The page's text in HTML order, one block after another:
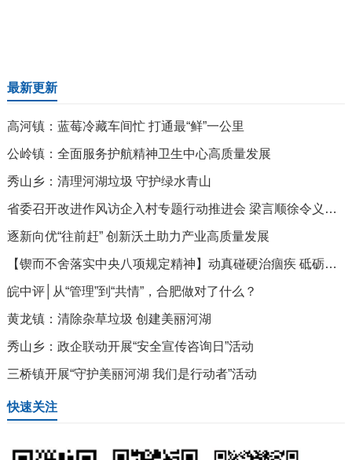
最新更新
高河镇：蓝莓冷藏车间忙 打通最“鲜”一公里
公岭镇：全面服务护航精神卫生中心高质量发展
秀山乡：清理河湖垃圾 守护绿水青山
省委召开改进作风访企入村专题行动推进会 梁言顺徐令义王清宪出席并讲话
逐新向优“往前赶” 创新沃土助力产业高质量发展
【锲而不舍落实中央八项规定精神】动真碰硬治痼疾 砥砺担当强作风
皖中评│从“管理”到“共情”，合肥做对了什么？
黄龙镇：清除杂草垃圾 创建美丽河湖
秀山乡：政企联动开展“安全宣传咨询日”活动
三桥镇开展“守护美丽河湖 我们是行动者”活动
快速关注